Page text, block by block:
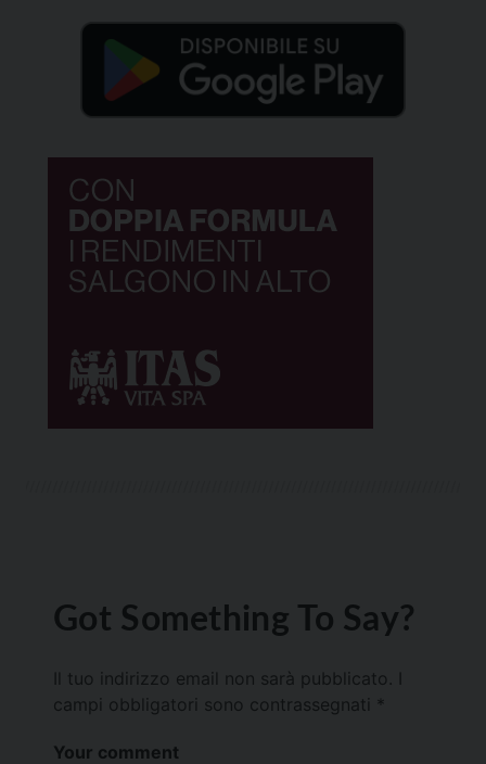
Got Something To Say?
Il tuo indirizzo email non sarà pubblicato.
campi obbligatori sono contrassegnati *
Your comment